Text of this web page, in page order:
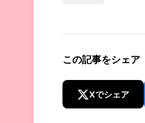
この記事をシェア
Xでシェア